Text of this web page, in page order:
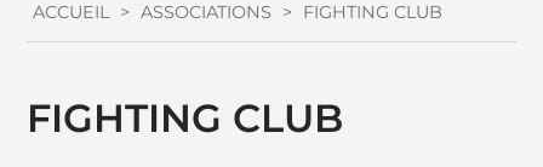
ACCUEIL > ASSOCIATIONS > FIGHTING CLUB
FIGHTING CLUB